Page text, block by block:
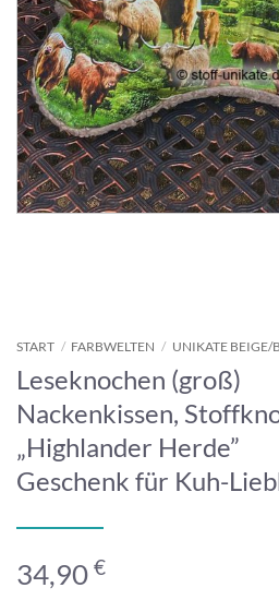
START / FARBWELTEN / UNIKATE BEIGE/
Leseknochen (groß)
Nackenkissen,
„Highlander Herde”
Geschenk für Kuh-
34,90 €